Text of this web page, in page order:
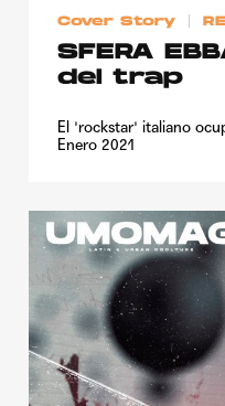
Cover Story
SFERA
del trap
El 'rockstar' italiano
Enero 2021